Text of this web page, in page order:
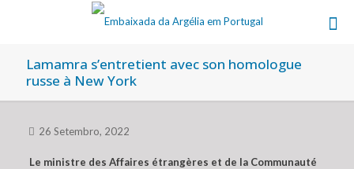
Lamamra s’entretient avec son homologue
russe à New York
26 Setembro, 2022
Le ministre des Affaires étrangères et de la Communauté